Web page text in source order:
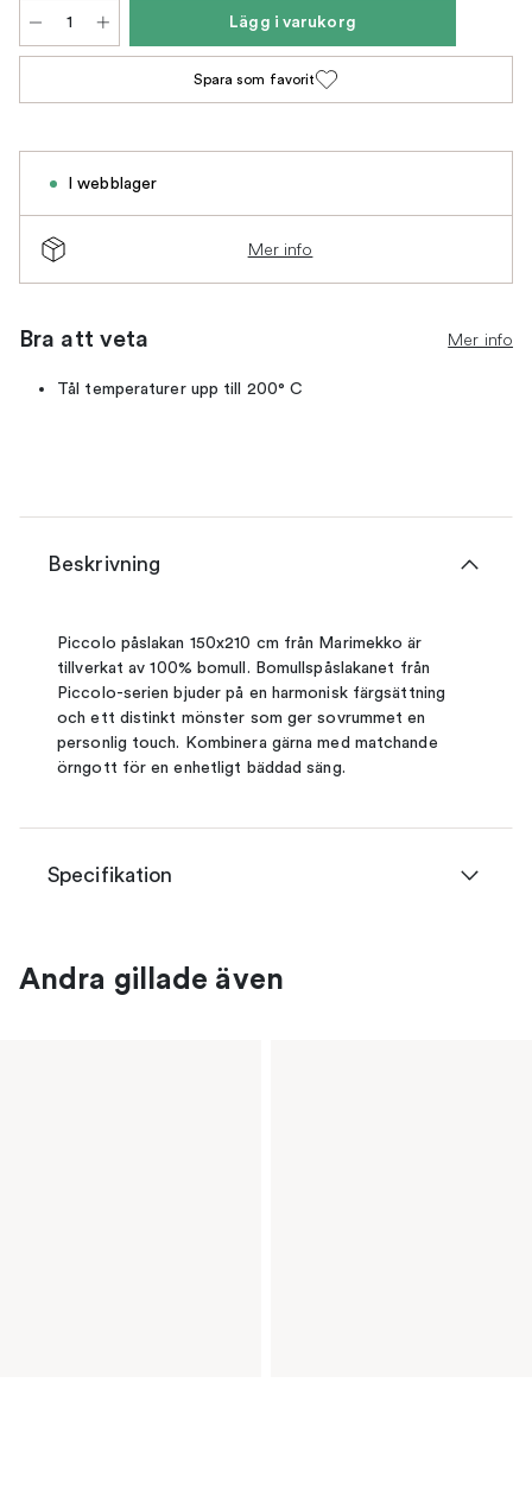
Lägg i varukorg
Spara som favorit
I webblager
Mer info
Bra att veta Mer info
Tål temperaturer upp till 200° C
Beskrivning
Piccolo påslakan 150x210 cm från Marimekko är
tillverkat av 100% bomull. Bomullspåslakanet från
Piccolo-serien bjuder på en harmonisk färgsättning
och ett distinkt mönster som ger sovrummet en
personlig touch. Kombinera gärna med matchande
örngott för en enhetligt bäddad säng.
Specifikation
Andra gillade även